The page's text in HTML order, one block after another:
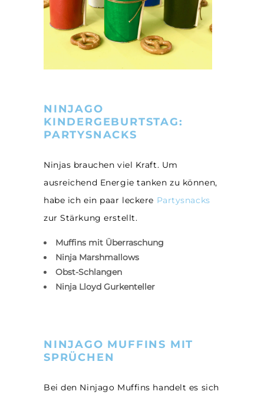
NINJAGO
KINDERGEBURTSTAG:
PARTYSNACKS
Ninjas brauchen viel Kraft. Um
ausreichend Energie tanken zu können,
habe ich ein paar leckere Partysnacks
zur Stärkung erstellt.
Muffins mit Überraschung
Ninja Marshmallows
Obst-Schlangen
Ninja Lloyd Gurkenteller
NINJAGO MUFFINS MIT
SPRÜCHEN
Bei den Ninjago Muffins handelt es sich